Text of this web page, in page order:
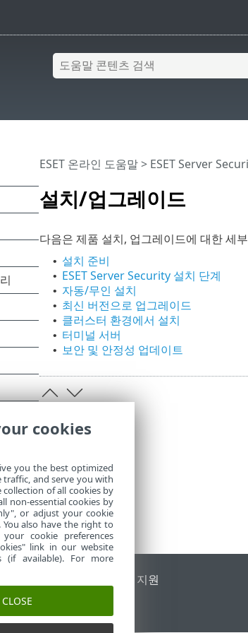
설치/업그레이드
ESET 온라인 도움말> ESET Server
다음은 제품 설치, 업그레이드에 대한 세
• 설치 준비
• ESET Server Security 설치 단계
• 자동/무인 설치
• 최신 버전으로 업그레이드
• 클러스터 환경에서 설치
• 터미널 서버
• 보안 및 안정성 업데이트
국가별 지원
cookies
you the best optimized
traffic, and serve you with
collection of all cookies by
non-essential cookies by
or adjust your cookie
also have the right to
cookie preferences
link in our website
available). For more